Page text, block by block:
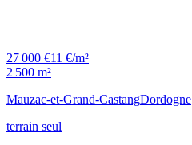
27 000 €11 €/m²
2 500 m²
Mauzac-et-Grand-CastangDordogne
terrain seul